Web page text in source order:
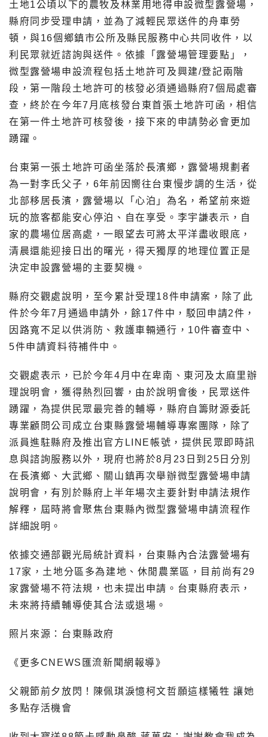
土地1公頃以下的農牧及林業用地得申設微型露營場，
縣府同步受理申請，並為了減輕民眾送件的舟車勞
頓，與16個鄉鎮市公所及縣民服務中心共同收件，以
利民眾就近諮詢與送件。依據「露營場管理要點」，
微型露營場申設流程包括土地許可及興建/登記兩階
段，第一階段土地許可的核發必須通過縣府7個局處審
查，終於在今年7月底核發台東首張土地許可函，相信
在第一件土地許可核發後，接下來的申請勢必會更加
踴躍。
台東第一張土地許可函坐落於長濱鄉，露營場規劃者
為一對李氏父子，6年前因嚮往台東慢步調的生活，從
北部移居長濱，露營場以「心泊」為名，希望前來遊
玩的旅客都能安心停泊、自在享受。李宇謙表示，自
家的農場位居高處，一眼望去可將太平洋盡收眼底，
清晨還能迎接日出的曙光，得天獨厚的地理位置正是
決定申設露營場的主要契機。
縣府交觀處說明，至今累計受理18件申請案，除了此
件於今年7月通過申請外，餘17件中，駁回申請2件，
因路寬不足以供消防、救護車輛通行，10件審查中、
5件申請資料待補件中。
交觀處表示，已於今年4月中在卑南、東河及太麻里辦
理說明會，獲得熱烈回響，由於說明會後，民眾送件
踴躍，為提供民眾最完善的輔導，縣府自籌財源委託
專業顧問公司成立台東縣露營場輔導專案團隊，除了
派員進駐縣府及推出官方LINE帳號，提供民眾即時訊
息與諮詢服務以外，現府也將於8月23日到25日分別
在長濱鄉、大武鄉、關山鎮再次舉辦微型露營場申請
說明會，有別於縣府上半年場次主要針對申請法規作
解釋，屆時將會聚焦台東縣內微型露營場申請流程作
詳細說明。
依據交通部觀光局統計資料，台東縣內合法露營場有
17家，土地分區多為建地、休閒農業區，目前尚有29
家露營場不符法規，也未提出申請。台東縣府表示，
未來將持續輔導使其合法或退場。
照片來源：台東縣政府
《更多CNEWS匯流新聞網報導》
父親節前夕放閃！陳佩琪淚憶柯文哲願這樣犧牲 讓她
多點存活機會